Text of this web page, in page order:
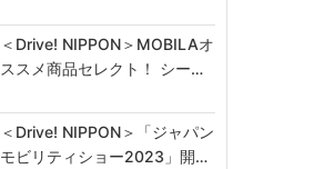
＜Drive! NIPPON＞MOBILAオ
ススメ商品セレクト！ シー…
＜Drive! NIPPON＞「ジャパン
モビリティショー2023」開…